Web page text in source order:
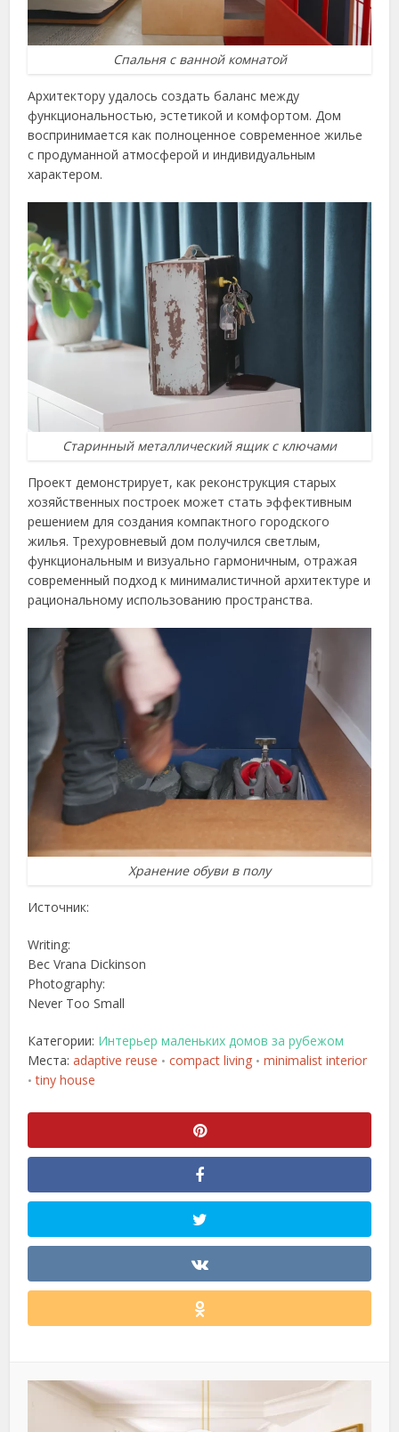
Спальня с ванной комнатой
Архитектору удалось создать баланс между
функциональностью, эстетикой и комфортом. Дом
воспринимается как полноценное современное жилье
с продуманной атмосферой и индивидуальным
характером.
Старинный металлический ящик с ключами
Проект демонстрирует, как реконструкция старых
хозяйственных построек может стать эффективным
решением для создания компактного городского
жилья. Трехуровневый дом получился светлым,
функциональным и визуально гармоничным, отражая
современный подход к минималистичной архитектуре и
рациональному использованию пространства.
Хранение обуви в полу
Источник:
Writing:
Bec Vrana Dickinson
Photography:
Never Too Small
Категории: Интерьер маленьких домов за рубежом
Места:adaptive reuse • compact living • minimalist interior
• tiny house